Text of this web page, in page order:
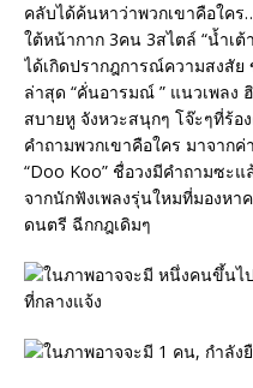
คลับได้ค้นหาว่าพวกเขาคือใค
ใต้หน้ากาก 3คน 3สไตล์ “น้ำเต้
ได้เกิดปรากฎการณ์ความสงสัย
ล่าสุด “คั่นอารมณ์ ” แนวเพลง
สบายหู จังหวะสนุกๆ โจ๊ะๆที่ร้อ
คำถามพวกเขาคือใคร มาจาก
“Doo Koo” ชื่อวงมีคำถามซะ
จากนักฟังเพลงรุ่นใหมที่มองหา
ดนตรี ฉีกกฎเดิมๆ